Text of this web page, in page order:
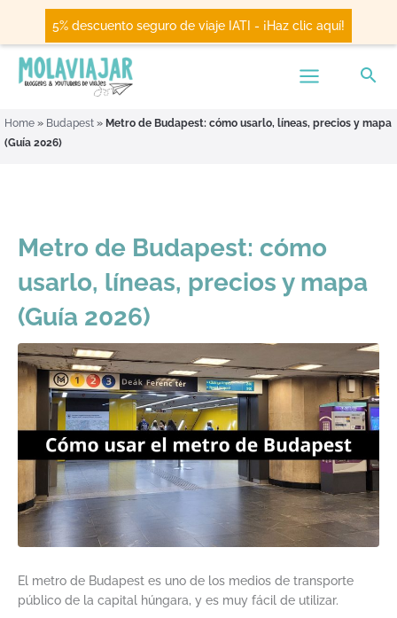
5% descuento seguro de viaje IATI - ¡Haz clic aquí!
Home » Budapest » Metro de Budapest: cómo usarlo, líneas, precios y mapa
(Guía 2026)
Metro de Budapest: cómo
usarlo, líneas, precios y mapa
(Guía 2026)
El metro de Budapest es uno de los medios de transporte
público de la capital húngara, y es muy fácil de utilizar.